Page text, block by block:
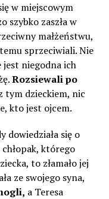
w miejscowym
szybko zaszła w
małżeństwu,
sprzeciwiali. Nie
jest niegodna ich
Rozsiewali po
tym dzieckiem, nic
kto jest ojcem.
dowiedziała się o
którego
to złamało jej
ze swojego syna,
a Teresa